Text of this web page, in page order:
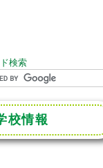
検索
校情報